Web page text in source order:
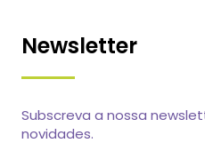
Newsletter
Subscreva a nossa
novidades.